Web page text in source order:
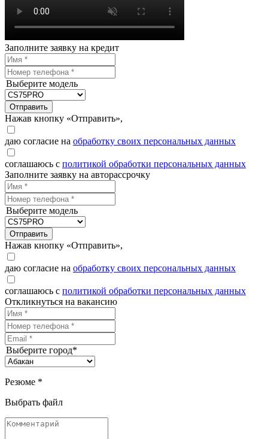
Заполните заявку на кредит
Выберите модель
Отправить
Нажав кнопку «Отправить»,
даю согласие на обработку своих персональных данных
соглашаюсь с политикой обработки персональных данных
Заполните заявку на авторассрочку
Выберите модель
Отправить
Нажав кнопку «Отправить»,
даю согласие на обработку своих персональных данных
соглашаюсь с политикой обработки персональных данных
Откликнуться на вакансию
Выберите город*
Резюме *
Выбрать файл